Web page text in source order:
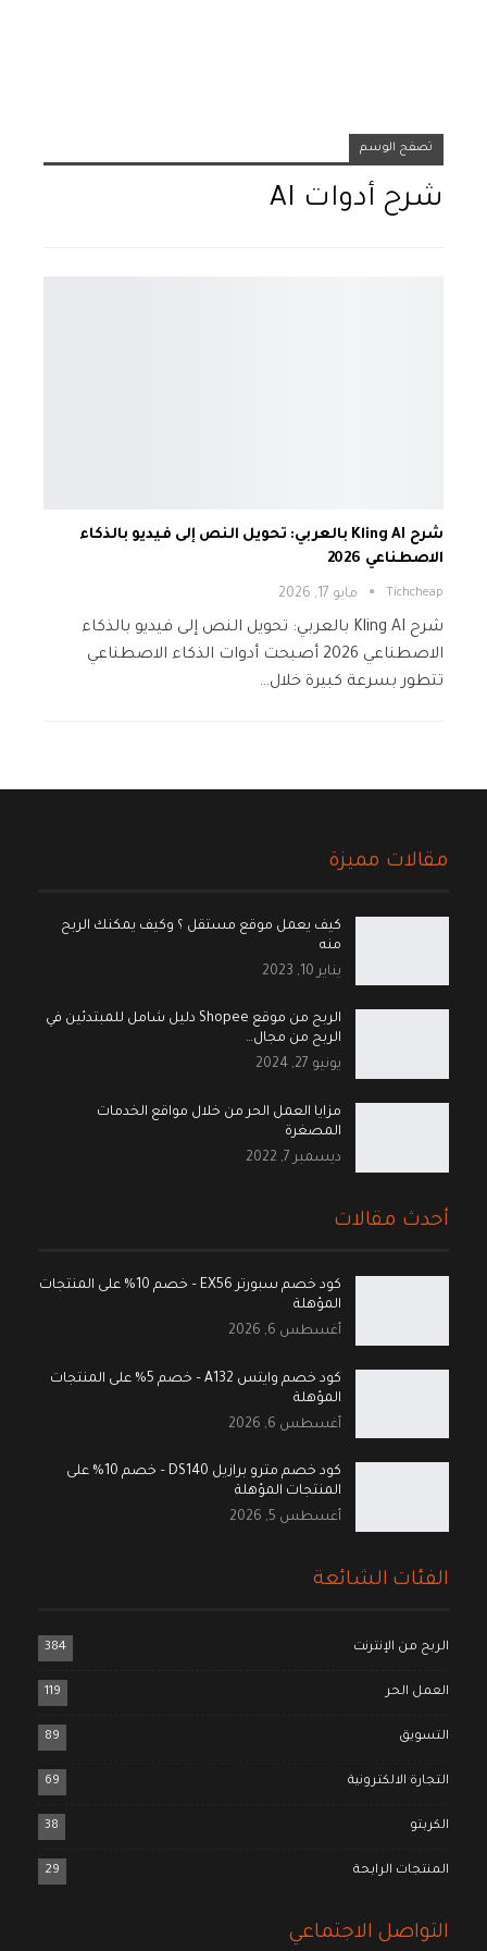
تصفح الوسم
شرح أدوات AI
شرح Kling AI بالعربي: تحويل النص إلى فيديو بالذكاء
الاصطناعي 2026
Tichcheap مايو 17, 2026
شرح Kling AI بالعربي: تحويل النص إلى فيديو بالذكاء
الاصطناعي 2026 أصبحت أدوات الذكاء الاصطناعي
تتطور بسرعة كبيرة خلال…
مقالات مميزة
كيف يعمل موقع مستقل ؟ وكيف يمكنك الربح
منه
يناير 10, 2023
الربح من موقع Shopee دليل شامل للمبتدئين في
الربح من مجال…
يونيو 27, 2024
مزايا العمل الحر من خلال مواقع الخدمات
المصغرة
ديسمبر 7, 2022
أحدث مقالات
كود خصم سبورتر EX56 – خصم 10% على المنتجات
المؤهلة
أغسطس 6, 2026
كود خصم وايتس A132 – خصم 5% على المنتجات
المؤهلة
أغسطس 6, 2026
كود خصم مترو برازيل DS140 – خصم 10% على
المنتجات المؤهلة
أغسطس 5, 2026
الفئات الشائعة
الربح من الإنترنت 384
العمل الحر 119
التسويق 89
التجارة الالكترونية 69
الكربتو 38
المنتجات الرابحة 29
التواصل الاجتماعي